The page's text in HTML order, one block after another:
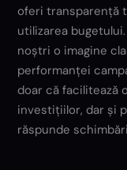
oferi transparență
utilizarea
noștri o imagine
performanței
doar că facilitează
investițiilor, dar și
răspunde